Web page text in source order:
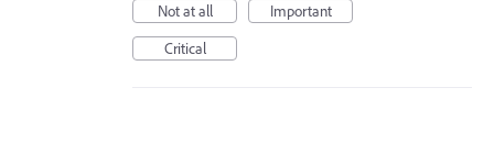
Not at all
Important
Critical